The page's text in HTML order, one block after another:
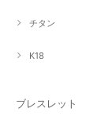
チタン
K18
ブレスレット